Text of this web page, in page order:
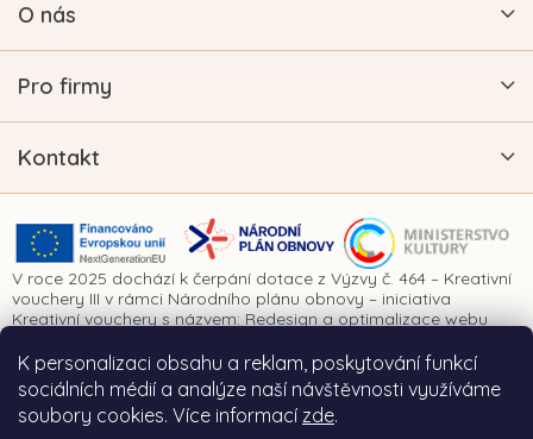
K personalizaci obsahu a reklam, poskytování funkcí
sociálních médií a analýze naší návštěvnosti využíváme
soubory cookies. Více informací zde.
O nás
Pro firmy
Kontakt
V roce 2025 dochází k čerpání dotace z Výzvy č. 464 – Kreativní
vouchery III v rámci Národního plánu obnovy – iniciativa
Kreativní vouchery s názvem: Redesign a optimalizace webu
spoluúčasti Evropské unie prostřednictvím Národního plánu
obnovy a Ministerstva kultury České republiky.